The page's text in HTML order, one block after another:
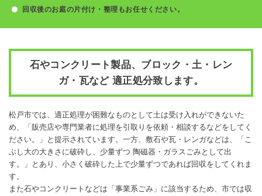
回収後のお庭の片付け・整理もお任せください。
石やコンクリート製品、ブロック・土・レン
ガ・瓦など 適正処分致します。
松戸市では、適正処理が困難なものとして土は受け入れができないた
め、「販売店や専門業者に処理を引取りを依頼・相談するなどをしてく
ださい。」と提示されています。一方、敷石や瓦・レンガなどは、「こ
ぶし大の大きさに破砕し、少量ずつ 陶磁器・ガラスごみとして出
す。」とあり、小さく破砕した上で少量ずつであれば回収をしてくれま
す。
また石やコンクリートなどは「事業系ごみ」に該当するため、市では収